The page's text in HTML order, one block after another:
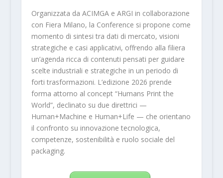
Organizzata da ACIMGA e ARGI in collaborazione
con Fiera Milano, la Conference si propone come
momento di sintesi tra dati di mercato, visioni
strategiche e casi applicativi, offrendo alla filiera
un’agenda ricca di contenuti pensati per guidare
scelte industriali e strategiche in un periodo di
forti trasformazioni. L’edizione 2026 prende
forma attorno al concept “Humans Print the
World”, declinato su due direttrici —
Human+Machine e Human+Life — che orientano
il confronto su innovazione tecnologica,
competenze, sostenibilità e ruolo sociale del
packaging.